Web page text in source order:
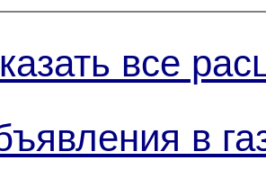
все
в